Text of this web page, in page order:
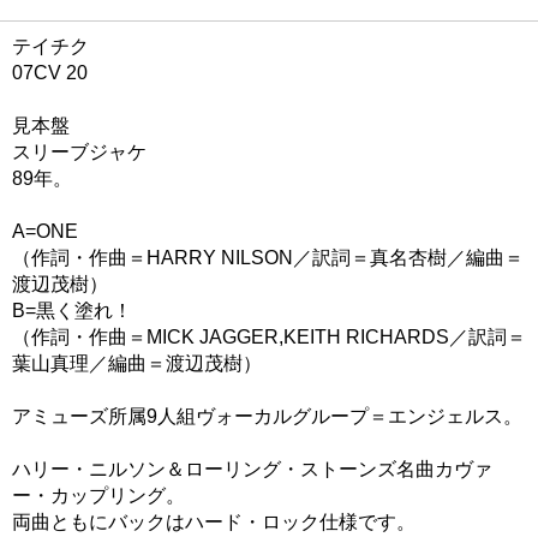
テイチク
07CV 20
見本盤
スリーブジャケ
89年。
A=ONE
（作詞・作曲＝HARRY NILSON／訳詞＝真名杏樹／編曲＝
渡辺茂樹）
B=黒く塗れ！
（作詞・作曲＝MICK JAGGER,KEITH RICHARDS／訳詞＝
葉山真理／編曲＝渡辺茂樹）
アミューズ所属9人組ヴォーカルグループ＝エンジェルス。
ハリー・ニルソン＆ローリング・ストーンズ名曲カヴァ
ー・カップリング。
両曲ともにバックはハード・ロック仕様です。